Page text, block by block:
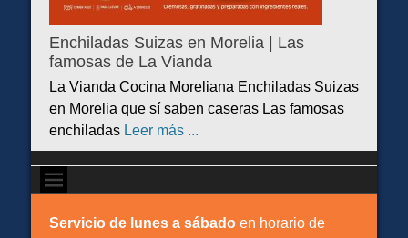
Enchiladas Suizas en Morelia | Las
famosas de La Vianda
La Vianda Cocina Moreliana Enchiladas Suizas
en Morelia que sí saben caseras Las famosas
enchiladas Leer más ...
Servicio de lunes a sábado en horario de